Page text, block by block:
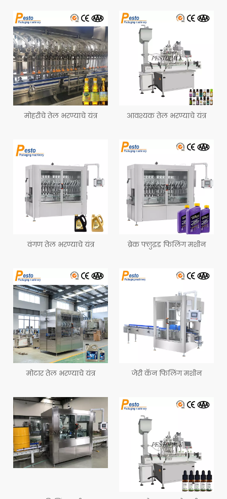
मोहरीचे तेल भरण्याचे यंत्र आवश्यक तेल भरण्याचे यंत्र
वंगण तेल भरण्याचे यंत्र ब्रेक फ्लुइड फिलिंग मशीन
मोटार तेल भरण्याचे यंत्र जेरी कॅन फिलिंग मशीन